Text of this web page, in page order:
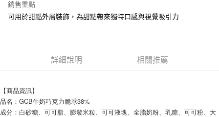
全盈+PAY
銷售重點
可用於甜點外層裝飾，為甜點帶來獨特口感與視覺吸引力
詳細說明 相關推薦
【商品資訊】
品名：GCB牛奶巧克力脆球38%
成分：白砂糖、可可脂、膨發米粒、可可液塊、全脂奶粉、乳糖、可可粉、大